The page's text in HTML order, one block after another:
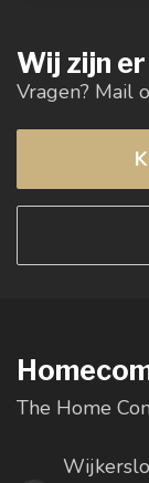
Wij zijn
Vragen? Mail
The Home